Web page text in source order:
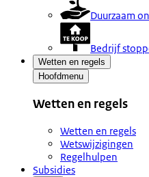
Duurzaam
Bedrijf
Wetten en regels
Hoofdmenu
Wetten en regels
Wetten en regels
Wetswijzigingen
Regelhulpen
Subsidies